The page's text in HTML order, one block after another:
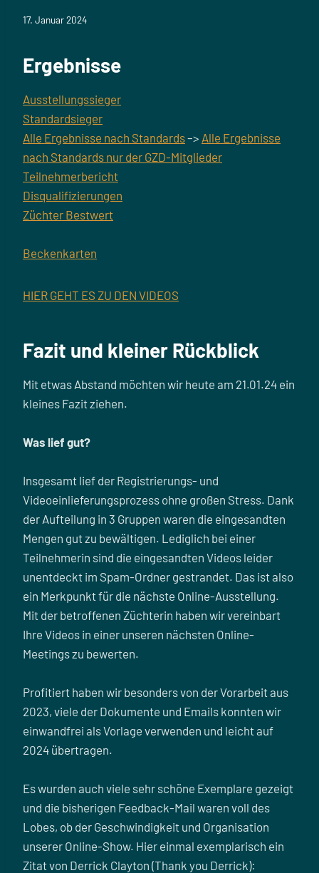
17. Januar 2024
Ergebnisse
Ausstellungssieger
Standardsieger
Alle Ergebnisse nach Standards–> Alle Ergebnisse
nach Standards nur der GZD-Mitglieder
Teilnehmerbericht
Disqualifizierungen
Züchter Bestwert
Beckenkarten
HIER GEHT ES ZU DEN VIDEOS
Fazit und kleiner Rückblick
Mit etwas Abstand möchten wir heute am 21.01.24 ein
kleines Fazit ziehen.
Was lief gut?
Insgesamt lief der Registrierungs- und
Videoeinlieferungsprozess ohne großen Stress. Dank
der Aufteilung in 3 Gruppen waren die eingesandten
Mengen gut zu bewältigen. Lediglich bei einer
Teilnehmerin sind die eingesandten Videos leider
unentdeckt im Spam-Ordner gestrandet. Das ist also
ein Merkpunkt für die nächste Online-Ausstellung.
Mit der betroffenen Züchterin haben wir vereinbart
Ihre Videos in einer unseren nächsten Online-
Meetings zu bewerten.
Profitiert haben wir besonders von der Vorarbeit aus
2023, viele der Dokumente und Emails konnten wir
einwandfrei als Vorlage verwenden und leicht auf
2024 übertragen.
Es wurden auch viele sehr schöne Exemplare gezeigt
und die bisherigen Feedback-Mail waren voll des
Lobes, ob der Geschwindigkeit und Organisation
unserer Online-Show. Hier einmal exemplarisch ein
Zitat von Derrick Clayton (Thank you Derrick):